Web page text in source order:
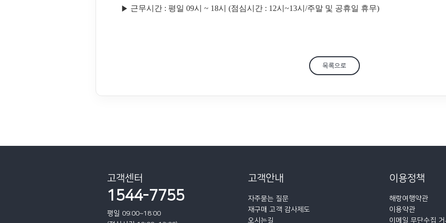
▶ 근무시간 : 평일 09시 ~ 18시 (점심시간 : 12시~13시/주말 및 공휴일 휴무)
목록으로
고객센터
1544-7755
평일 09:00~18:00
고객안내
자주묻는 질문
재구매 고객 감사제도
오시는길
이용정책
해랑여행약관
이용약관
이메일 무단수집